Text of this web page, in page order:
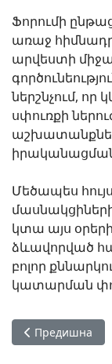
Ֆորումի
առաջ
արվեստի
ներշնչում,
սփուռքի
Մեծապես
կտա այս
ձևավորված
բոլոր
կատարման
Предишна
Предишна